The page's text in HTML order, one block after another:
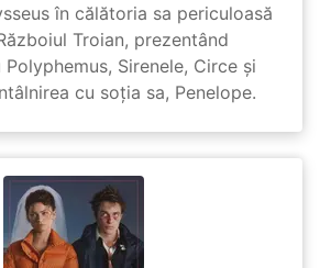
în călătoria sa periculoasă
Troian, prezentând
Sirenele, Circe și
cu soția sa, Penelope.